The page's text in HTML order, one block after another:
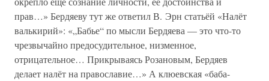
прав…» Бердяеву тут же ответил В. Эрн статьёй «Налёт
валькирий»: «„Бабье“ по мысли Бердяева — это что-то
чрезвычайно предосудительное, низменное,
отрицательное… Прикрываясь Розановым, Бердяев
делает налёт на православие…» А клюевская «баба-